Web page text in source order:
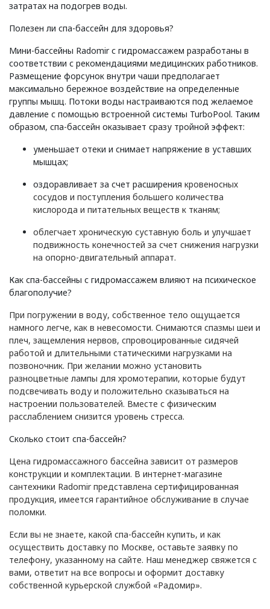
затратах на подогрев воды.
Полезен ли спа-бассейн для здоровья?
Мини-бассейны Radomir с гидромассажем разработаны в
соответствии с рекомендациями медицинских работников.
Размещение форсунок внутри чаши предполагает
максимально бережное воздействие на определенные
группы мышц. Потоки воды настраиваются под желаемое
давление с помощью встроенной системы TurboPool. Таким
образом, спа-бассейн оказывает сразу тройной эффект:
уменьшает отеки и снимает напряжение в уставших
мышцах;
оздоравливает за счет расширения кровеносных
сосудов и поступления большего количества
кислорода и питательных веществ к тканям;
облегчает хроническую суставную боль и улучшает
подвижность конечностей за счет снижения нагрузки
на опорно-двигательный аппарат.
Как спа-бассейны с гидромассажем влияют на психическое
благополучие?
При погружении в воду, собственное тело ощущается
намного легче, как в невесомости. Снимаются спазмы шеи и
плеч, защемления нервов, спровоцированные сидячей
работой и длительными статическими нагрузками на
позвоночник. При желании можно установить
разноцветные лампы для хромотерапии, которые будут
подсвечивать воду и положительно сказываться на
настроении пользователей. Вместе с физическим
расслаблением снизится уровень стресса.
Сколько стоит спа-бассейн?
Цена гидромассажного бассейна зависит от размеров
конструкции и комплектации. В интернет-магазине
сантехники Radomir представлена сертифицированная
продукция, имеется гарантийное обслуживание в случае
поломки.
Если вы не знаете, какой спа-бассейн купить, и как
осуществить доставку по Москве, оставьте заявку по
телефону, указанному на сайте. Наш менеджер свяжется с
вами, ответит на все вопросы и оформит доставку
собственной курьерской службой «Радомир».